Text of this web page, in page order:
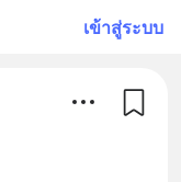
เข้าสู่ระบบ